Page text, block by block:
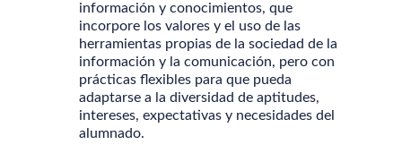
información y conocimientos, que
incorpore los valores y el uso de las
herramientas propias de la sociedad de la
información y la comunicación, pero con
prácticas flexibles para que pueda
adaptarse a la diversidad de aptitudes,
intereses, expectativas y necesidades del
alumnado.